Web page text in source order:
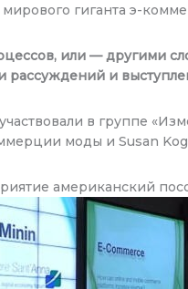
гигантa э-
или — другими
и
в группе
моды и Susan
американский